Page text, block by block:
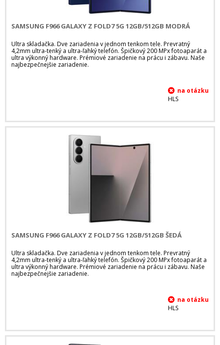
SAMSUNG F966 GALAXY Z FOLD7 5G 12GB/512GB MODRÁ
Ultra skladačka. Dve zariadenia v jednom tenkom tele. Prevratný
4,2mm ultra-tenký a ultra-ľahký telefón. Špičkový 200 MPx fotoaparát a
ultra výkonný hardware. Prémiové zariadenie na prácu i zábavu. Naše
najbezpečnejšie zariadenie.
HLS
SAMSUNG F966 GALAXY Z FOLD7 5G 12GB/512GB ŠEDÁ
Ultra skladačka. Dve zariadenia v jednom tenkom tele. Prevratný
4,2mm ultra-tenký a ultra-ľahký telefón. Špičkový 200 MPx fotoaparát a
ultra výkonný hardware. Prémiové zariadenie na prácu i zábavu. Naše
najbezpečnejšie zariadenie.
HLS